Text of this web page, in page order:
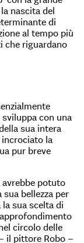
nascita del
di
al tempo più
che riguardano
con una
sua intera
incrociato la
pur breve
avrebbe potuto
bellezza per
sua scelta di
circolo delle
il pittore Robo –